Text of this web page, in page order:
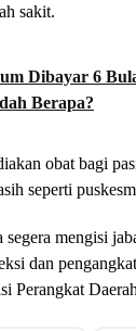
sakit.
Dibayar 6
Berapa?
obat bagi
seperti
mengisi
dan
Perangkat